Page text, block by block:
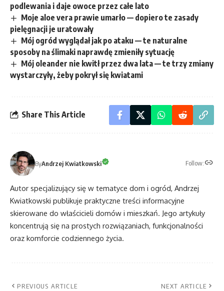
podlewania i daje owoce przez całe lato
Moje aloe vera prawie umarło — dopiero te zasady
pielęgnacji je uratowały
Mój ogród wyglądał jak po ataku — te naturalne
sposoby na ślimaki naprawdę zmieniły sytuację
Mój oleander nie kwitł przez dwa lata — te trzy zmiany
wystarczyły, żeby pokrył się kwiatami
Share This Article
ByAndrzej Kwiatkowski Follow:
Autor specjalizujący się w tematyce dom i ogród, Andrzej
Kwiatkowski publikuje praktyczne treści informacyjne
skierowane do właścicieli domów i mieszkań. Jego artykuły
koncentrują się na prostych rozwiązaniach, funkcjonalności
oraz komforcie codziennego życia.
PREVIOUS ARTICLE NEXT ARTICLE